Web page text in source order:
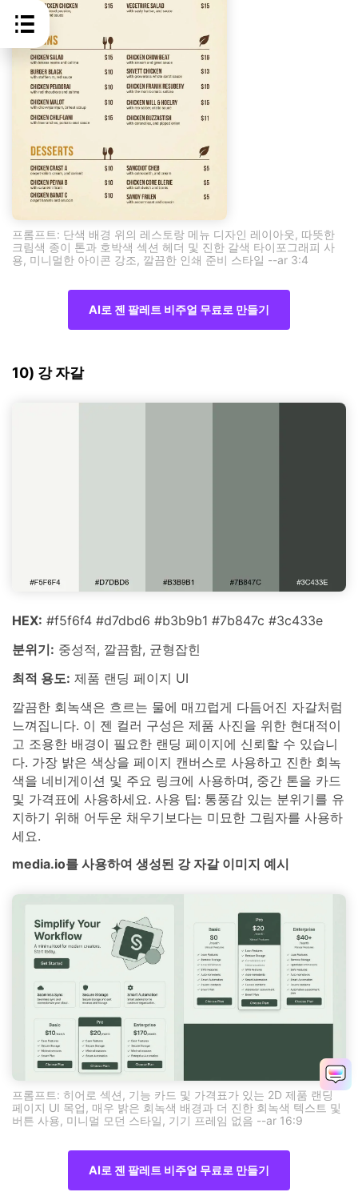
프롬프트: 단색 배경 위의 레스토랑 메뉴 디자인 레이아웃, 따뜻한
크림색 종이 톤과 호박색 섹션 헤더 및 진한 갈색 타이포그래피 사
용, 미니멀한 아이콘 강조, 깔끔한 인쇄 준비 스타일 --ar 3:4
AI로 젠 팔레트 비주얼 무료로 만들기
10) 강 자갈
HEX: #f5f6f4 #d7dbd6 #b3b9b1 #7b847c #3c433e
분위기: 중성적, 깔끔함, 균형잡힌
최적 용도: 제품 랜딩 페이지 UI
깔끔한 회녹색은 흐르는 물에 매끄럽게 다듬어진 자갈처럼
느껴집니다. 이 젠 컬러 구성은 제품 사진을 위한 현대적이
고 조용한 배경이 필요한 랜딩 페이지에 신뢰할 수 있습니
다. 가장 밝은 색상을 페이지 캔버스로 사용하고 진한 회녹
색을 네비게이션 및 주요 링크에 사용하며, 중간 톤을 카드
및 가격표에 사용하세요. 사용 팁: 통풍감 있는 분위기를 유
지하기 위해 어두운 채우기보다는 미묘한 그림자를 사용하
세요.
media.io를 사용하여 생성된 강 자갈 이미지 예시
프롬프트: 히어로 섹션, 기능 카드 및 가격표가 있는 2D 제품 랜딩
페이지 UI 목업, 매우 밝은 회녹색 배경과 더 진한 회녹색 텍스트 및
버튼 사용, 미니멀 모던 스타일, 기기 프레임 없음 --ar 16:9
AI로 젠 팔레트 비주얼 무료로 만들기